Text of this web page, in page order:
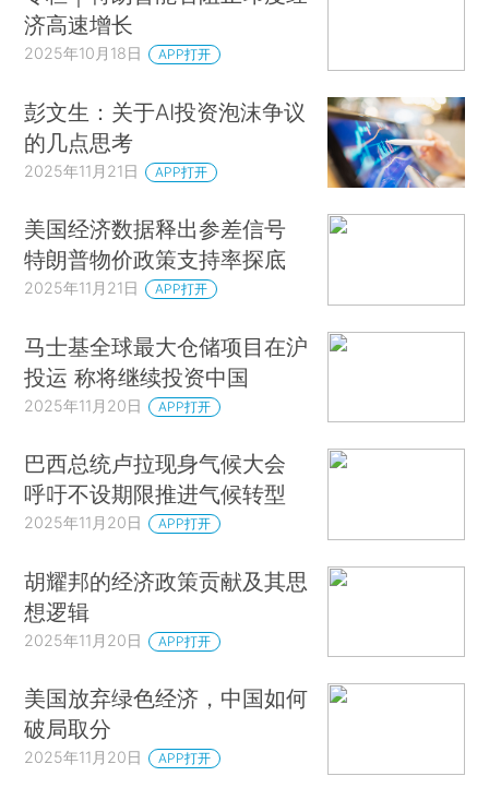
济高速增长
2025年10月18日 APP打开
彭文生：关于AI投资泡沫争议
的几点思考
2025年11月21日 APP打开
美国经济数据释出参差信号
特朗普物价政策支持率探底
2025年11月21日 APP打开
马士基全球最大仓储项目在沪
投运 称将继续投资中国
2025年11月20日 APP打开
巴西总统卢拉现身气候大会
呼吁不设期限推进气候转型
2025年11月20日 APP打开
胡耀邦的经济政策贡献及其思
想逻辑
2025年11月20日 APP打开
美国放弃绿色经济，中国如何
破局取分
2025年11月20日 APP打开